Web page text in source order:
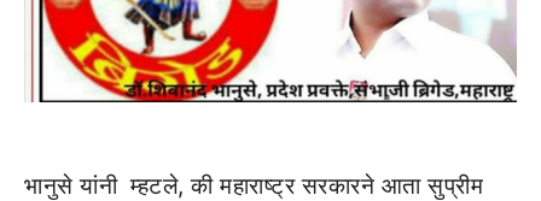
भानुसे यांनी म्हटले, की महाराष्ट्र सरकारने आता सुप्रीम